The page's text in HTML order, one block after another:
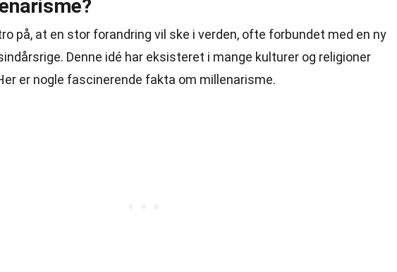
på, at en stor forandring vil ske i verden, ofte forbundet med en ny
Denne idé har eksisteret i mange kulturer og religioner
er nogle fascinerende fakta om millenarisme.